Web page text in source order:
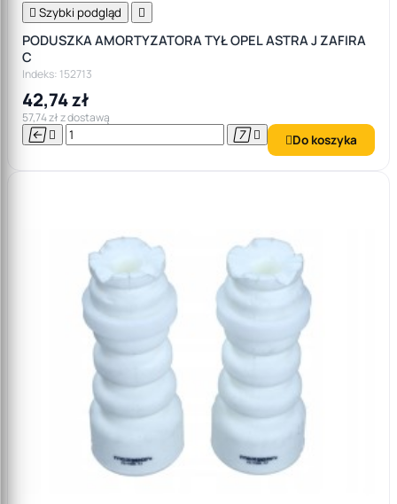
 Szybki podgląd 
PODUSZKA AMORTYZATORA TYŁ OPEL ASTRA J ZAFIRA
C
Indeks: 152713
42,74 zł
57,74 zł z dostawą
    Do koszyka